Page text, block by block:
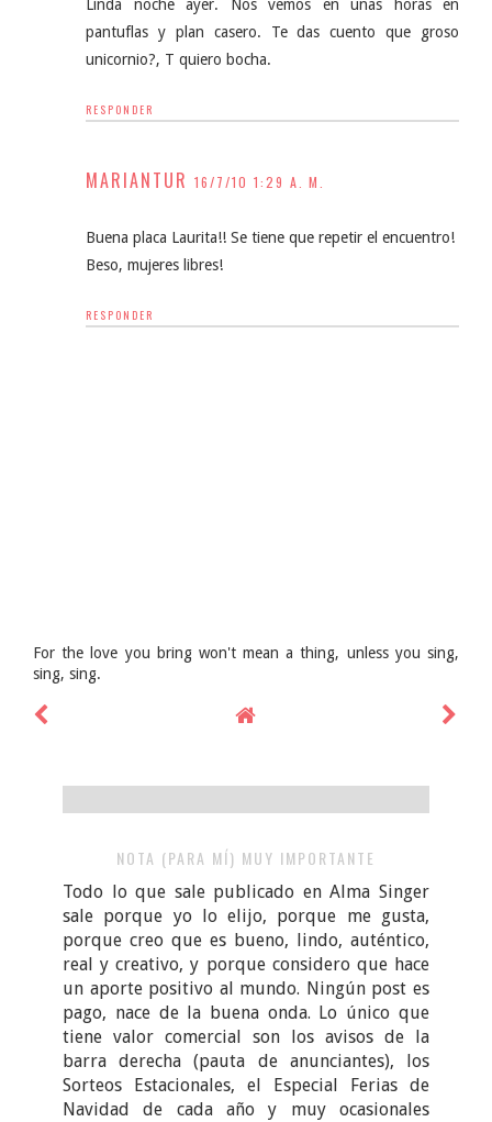
Linda noche ayer. Nos vemos en unas horas en
pantuflas y plan casero. Te das cuento que groso
unicornio?, T quiero bocha.
RESPONDER
MARIANTUR 16/7/10 1:29 A. M.
Buena placa Laurita!! Se tiene que repetir el encuentro!
Beso, mujeres libres!
RESPONDER
For the love you bring won't mean a thing, unless you sing,
sing, sing.
NOTA (PARA MÍ) MUY IMPORTANTE
Todo lo que sale publicado en Alma Singer
sale porque yo lo elijo, porque me gusta,
porque creo que es bueno, lindo, auténtico,
real y creativo, y porque considero que hace
un aporte positivo al mundo. Ningún post es
pago, nace de la buena onda. Lo único que
tiene valor comercial son los avisos de la
barra derecha (pauta de anunciantes), los
Sorteos Estacionales, el Especial Ferias de
Navidad de cada año y muy ocasionales